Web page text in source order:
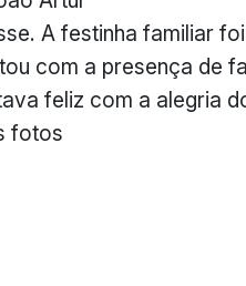
A festinha familiar
com a presença de
feliz com a alegria
fotos